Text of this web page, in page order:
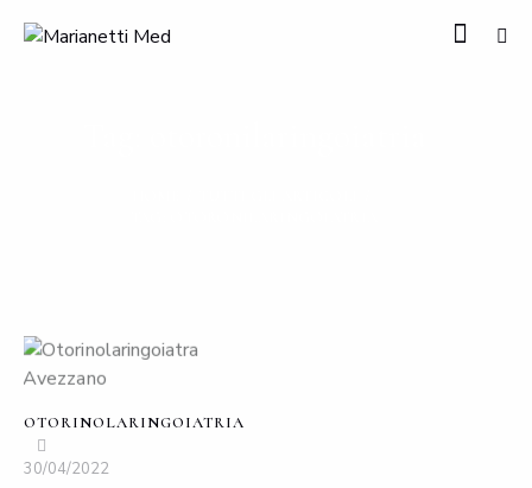
OTORINOLARINGOIATRIA
30/04/2022